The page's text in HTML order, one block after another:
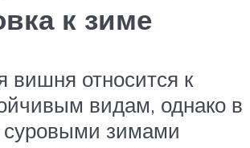
к зиме
вишня относится к
видам, однако в
суровыми зимами